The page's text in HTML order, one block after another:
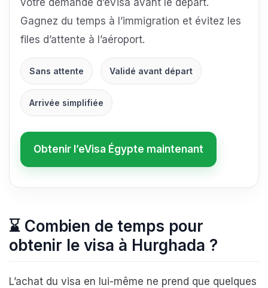
Gagnez du temps à l’immigration et évitez les
files d’attente à l’aéroport.
Sans attente Validé avant départ
Arrivée simplifiée
Obtenir l’eVisa Égypte maintenant
⌛ Combien de temps pour
obtenir le visa à Hurghada ?
L’achat du visa en lui-même ne prend que quelques